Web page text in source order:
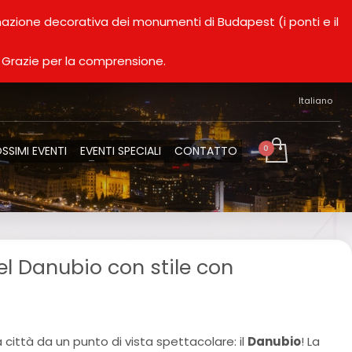
decorativa dei monumenti di Budapest (i ponti e il
per la comprensione.
Italiano
EVENTI EVENTI SPECIALI CONTATTO
Danubio con stile con
città da un punto di vista spettacolare: il Danubio! La